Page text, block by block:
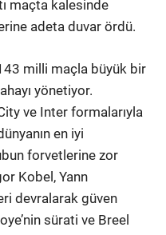
maçta kalesinde
adeta duvar ördü.
milli maçla büyük bir
yönetiyor.
ve Inter formalarıyla
en iyi
forvetlerine zor
Kobel, Yann
devralarak güven
sürati ve Breel